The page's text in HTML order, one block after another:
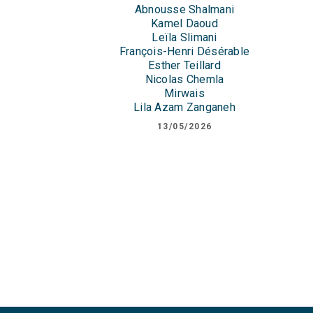
Abnousse Shalmani
Kamel Daoud
Leïla Slimani
François-Henri Désérable
Esther Teillard
Nicolas Chemla
Mirwais
Lila Azam Zanganeh
13/05/2026